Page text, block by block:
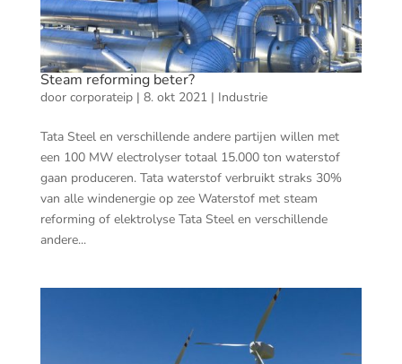
Steam reforming beter?
door corporateip| 8. okt 2021| Industrie
Tata Steel en verschillende andere partijen willen met
een 100 MW electrolyser totaal 15.000 ton waterstof
gaan produceren. Tata waterstof verbruikt straks 30%
van alle windenergie op zee Waterstof met steam
reforming of elektrolyse Tata Steel en verschillende
andere...